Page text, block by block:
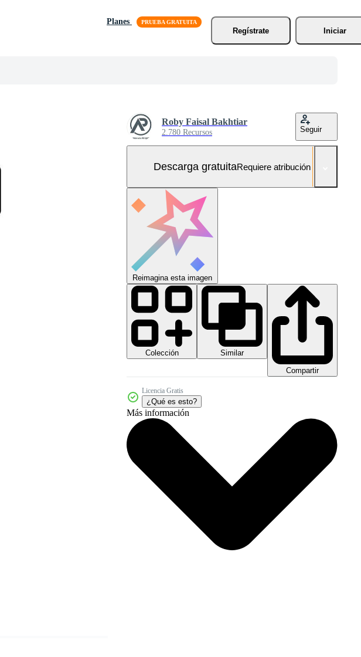
Planes
Regístrate
Iniciar
Roby Faisal Bakhtiar
2.780 Recursos Seguir
Descarga gratuitaRequiere atribución
Reimagina esta imagen
Colección
Similar
Compartir
Licencia Gratis
¿Qué es esto?
Más información